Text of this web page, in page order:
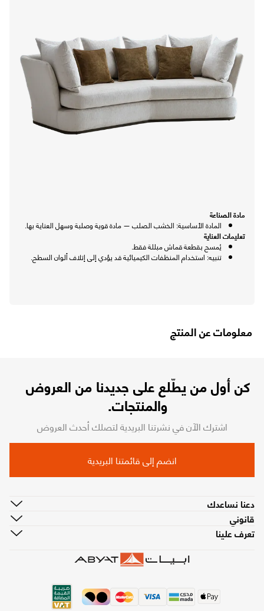
مادة الصناعة
المادة الأساسية: الخشب الصلب — مادة قوية وصلبة وسهل العناية بها.
تعليمات العناية
يُمسح بقطعة قماش مبللة فقط.
تنبيه: استخدام المنظفات الكيميائية قد يؤدي إلى إتلاف ألوان السطح.
معلومات عن المنتج
كن أول من يطّلع على جديدنا من العروض
والمنتجات.
اشترك الآن في نشرتنا البريدية لتصلك أحدث العروض
انضم إلى قائمتنا البريدية
دعنا نساعدك
تابع طلبك
تواصل معنا
اتصل بنا على ٨٠٠١٢١٥٥٥٥ (٩٦٦+)
الشكاوى والاقتراحات
متاجرنا
قانوني
الاسترجاع والاستبدال
الشروط والأحكام
سياسة الخصوصية
سياسة التوصيل
شهادة تسجيل في ضريبة القيمة المضافة
بيانات السجل التجاري
تعرف علينا
من نحن
وظائفنا